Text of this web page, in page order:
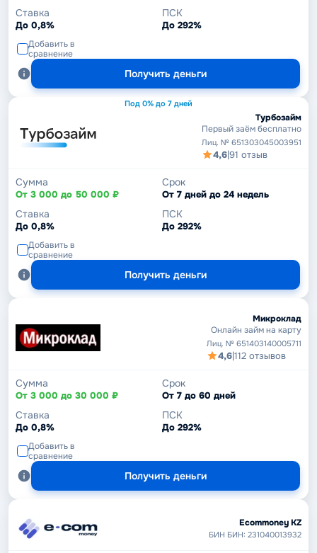
Ставка
До 0,8%
ПСК
До 292%
Добавить в
сравнение
Получить деньги
Под 0% до 7 дней
Турбозайм
Первый заём бесплатно
Лиц. № 651303045003951
4,6|91 отзыв
Сумма
От 3 000 до 50 000 ₽
Срок
От 7 дней до 24 недель
Ставка
До 0,8%
ПСК
До 292%
Добавить в
сравнение
Получить деньги
Микроклад
Онлайн займ на карту
Лиц. № 651403140005711
4,6|112 отзывов
Сумма
От 3 000 до 30 000 ₽
Срок
От 7 до 60 дней
Ставка
До 0,8%
ПСК
До 292%
Добавить в
сравнение
Получить деньги
Ecommoney KZ
БИН БИН: 231040013932